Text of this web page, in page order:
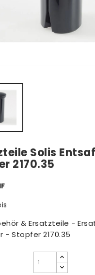
Solis
2170.35
& Ersatzteile -
- Stopfer 2170.35